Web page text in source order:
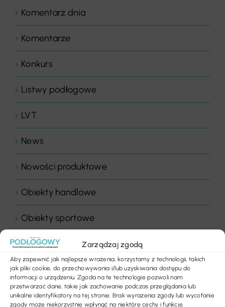
Zarządzaj zgodą
Aby zapewnić jak najlepsze wrażenia, korzystamy z technologii, takich
jak pliki cookie, do przechowywania i/lub uzyskiwania dostępu do
informacji o urządzeniu. Zgoda na te technologie pozwoli nam
przetwarzać dane, takie jak zachowanie podczas przeglądania lub
unikalne identyfikatory na tej stronie. Brak wyrażenia zgody lub wycofanie
zgody może niekorzystnie wpłynąć na niektóre cechy i funkcje.
Komentarz dnia
Komentarze
Konkurs
Listwy podłogowe
LVT
News
Nowości produktowe
Obiekty handlowe
Obiekty sportowe
Ogłoszenia
Panele drewniane
Parkiety